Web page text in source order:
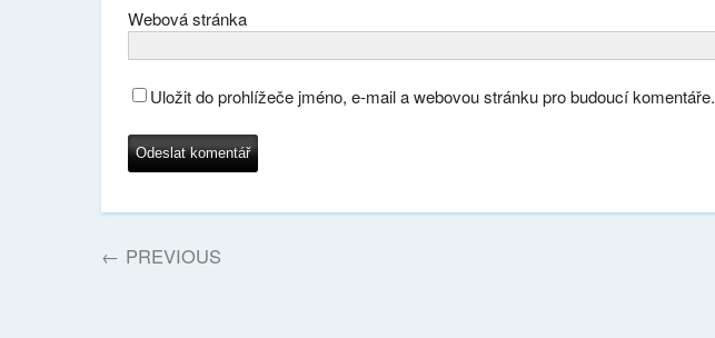
Webová stránka
Uložit do prohlížeče jméno, e-mail a webovou stránku pro budoucí komentáře.
← PREVIOUS